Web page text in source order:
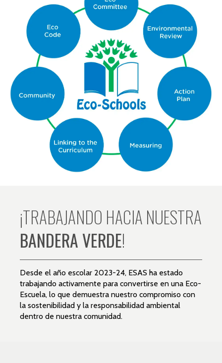
¡TRABAJANDO HACIA NUESTRA
BANDERA VERDE!
Desde el año escolar 2023-24, ESAS ha estado
trabajando activamente para convertirse en una Eco-
Escuela, lo que demuestra nuestro compromiso con
la sostenibilidad y la responsabilidad ambiental
dentro de nuestra comunidad.